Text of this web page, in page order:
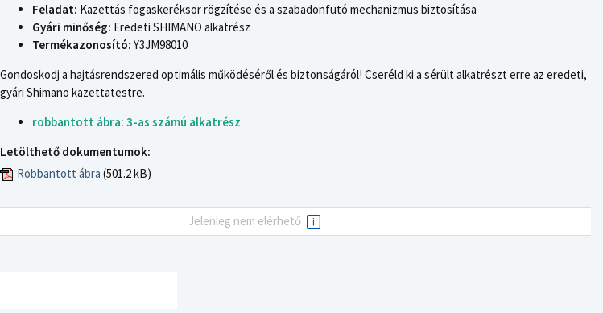
Feladat: Kazettás fogaskeréksor rögzítése és a szabadonfutó mechanizmus biztosítása
Gyári minőség: Eredeti SHIMANO alkatrész
Termékazonosító: Y3JM98010
Gondoskodj a hajtásrendszered optimális működéséről és biztonságáról! Cseréld ki a sérült alkatrészt erre az eredeti,
gyári Shimano kazettatestre.
robbantott ábra: 3-as számú alkatrész
Letölthető dokumentumok:
Robbantott ábra (501.2 kB)
Jelenleg nem elérhető